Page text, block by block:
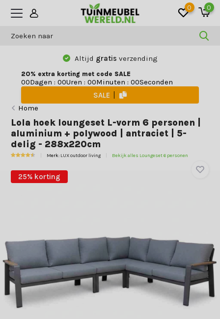
0 0
Altijd gratis verzending
20% extra korting met code SALE
00Dagen : 00Uren : 00Minuten : 00Seconden
SALE
Home
Lola hoek loungeset L-vorm 6 personen |
aluminium + polywood | antraciet | 5-
delig - 288x220cm
Merk: LUX outdoor living Bekijk alles Loungeset 6 personen
25% korting